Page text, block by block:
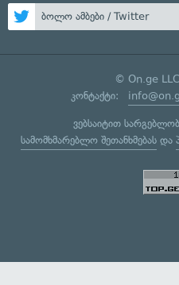
ბოლო ამბები / Twitter
© On.ge
კონტაქტი:
ვებსაიტით
სამომხმარებლო შეთანხმებასდა